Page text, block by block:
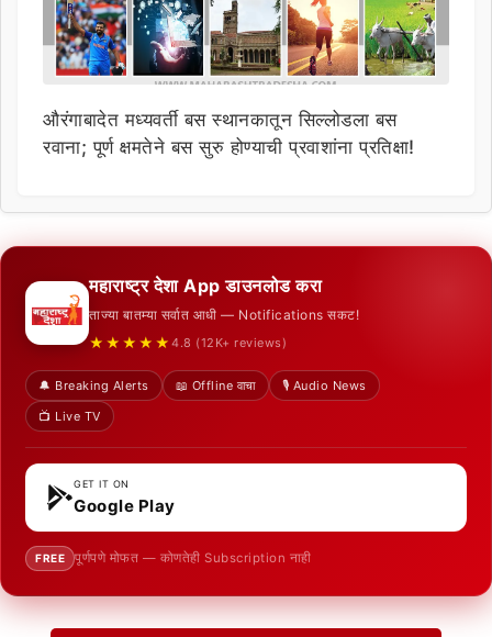
औरंगाबादेत मध्यवर्ती बस स्थानकातून सिल्लोडला बस
रवाना; पूर्ण क्षमतेने बस सुरु होण्याची प्रवाशांना प्रतिक्षा!
महाराष्ट्र देशा App डाउनलोड करा
ताज्या बातम्या सर्वात आधी — Notifications सकट!
★★★★★ 4.8 (12K+ reviews)
🔔 Breaking Alerts 📖 Offline वाचा
🎙️ Audio News
📺 Live TV
GET IT ON
Google Play
FREE पूर्णपणे मोफत — कोणतेही Subscription नाही